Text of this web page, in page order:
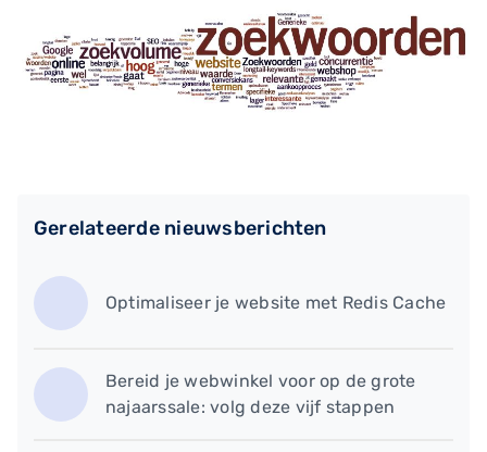
Gerelateerde nieuwsberichten
Optimaliseer je website met Redis Cache
Bereid je webwinkel voor op de grote
najaarssale: volg deze vijf stappen